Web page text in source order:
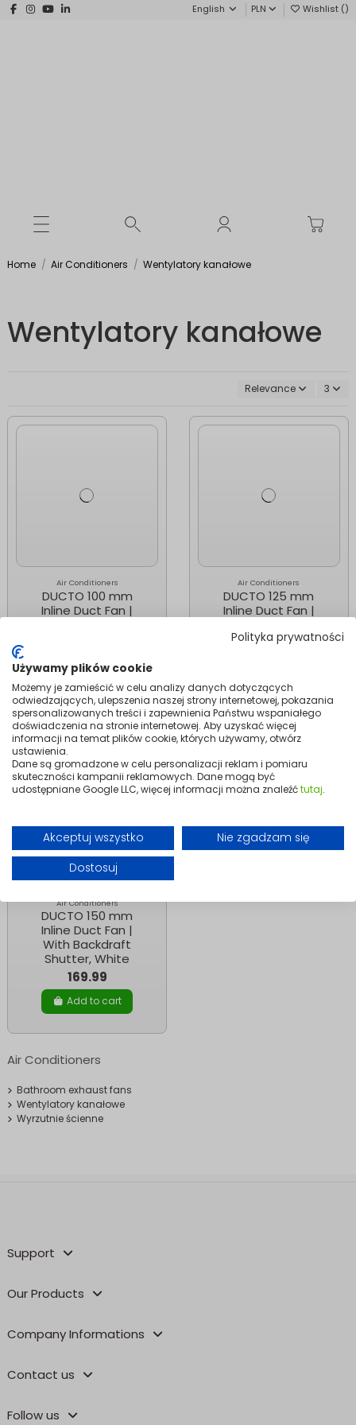
Polityka prywatności
Używamy plików cookie
Możemy je zamieścić w celu analizy danych dotyczących
odwiedzających, ulepszenia naszej strony internetowej, pokazania
spersonalizowanych treści i zapewnienia Państwu wspaniałego
doświadczenia na stronie internetowej. Aby uzyskać więcej
informacji na temat plików cookie, których używamy, otwórz
ustawienia.
Dane są gromadzone w celu personalizacji reklam i pomiaru
skuteczności kampanii reklamowych. Dane mogą być
udostępniane Google LLC, więcej informacji można znaleźćtutaj.
Akceptuj wszystko
Nie zgadzam się
Dostosuj
English PLN Wishlist ()
Home Air Conditioners Wentylatory kanałowe
Wentylatory kanałowe
Relevance 3
Air Conditioners
DUCTO 100 mm
Inline Duct Fan |
Add to cart
Air Conditioners
DUCTO 125 mm
Inline Duct Fan |
Shutter, White
Add to cart
Air Conditioners
DUCTO 150 mm
Inline Duct Fan |
With Backdraft
Shutter, White
169.99
Add to cart
Air Conditioners
Bathroom exhaust fans
Wentylatory kanałowe
Wyrzutnie ścienne
Support
Our Products
Company Informations
Contact us
Follow us